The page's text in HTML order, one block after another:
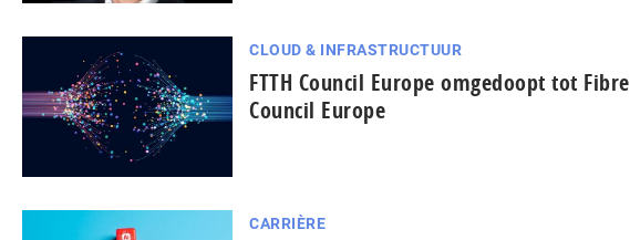
CLOUD & INFRASTRUCTUUR
FTTH Council Europe omgedoopt tot Fibre
Council Europe
CARRIÈRE